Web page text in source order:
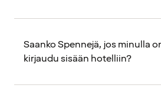
Saanko Spennejä, jos minulla
kirjaudu sisään hotelliin?